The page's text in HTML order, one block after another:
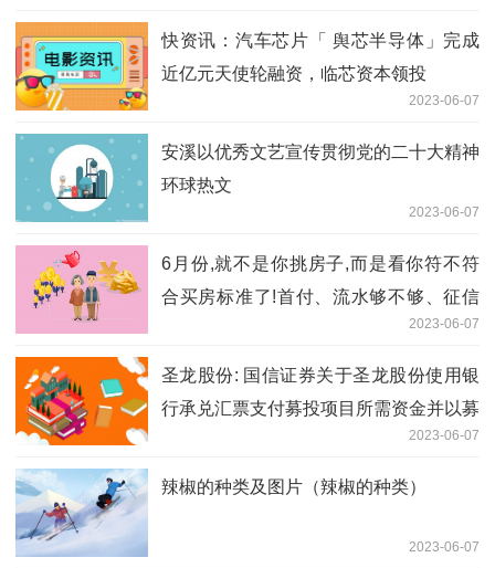
快资讯：汽车芯片「 舆芯半导体」完成
近亿元天使轮融资，临芯资本领投
2023-06-07
安溪以优秀文艺宣传贯彻党的二十大精神
环球热文
2023-06-07
6月份,就不是你挑房子,而是看你符不符
合买房标准了!首付、流水够不够、征信
行不行……还得看能不能抢到房。站着不
动,永远是观众!
2023-06-07
圣龙股份: 国信证券关于圣龙股份使用银
行承兑汇票支付募投项目所需资金并以募
2023-06-07
辣椒的种类及图片（辣椒的种类）
2023-06-07